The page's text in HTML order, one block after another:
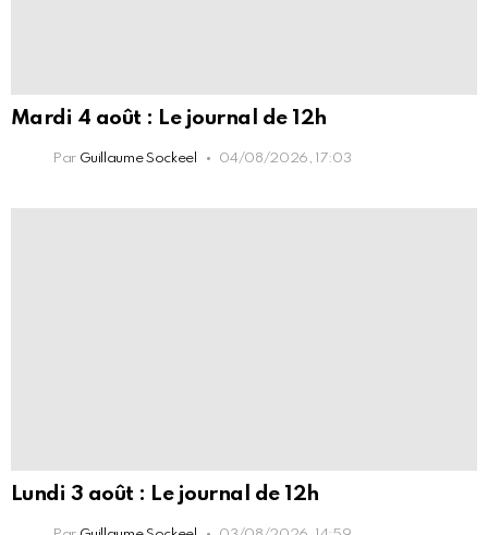
Mardi 4 août : Le journal de 12h
Par Guillaume Sockeel 04/08/2026, 17:03
Lundi 3 août : Le journal de 12h